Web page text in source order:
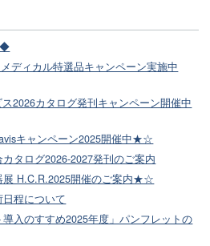
ディカル特選品キャンペーン実施中
2026カタログ発刊キャンペーン開催中
キャンペーン2025開催中★☆
タログ2026-2027発刊のご案内
H.C.R.2025開催のご案内★☆
程について
導入のすすめ2025年度」パンフレットの